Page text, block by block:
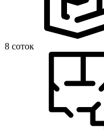
8 соток